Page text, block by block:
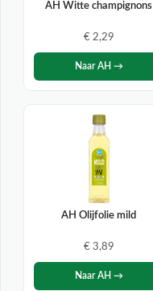
AH Witte champignons
€ 2,29
Naar AH →
AH Olijfolie mild
€ 3,89
Naar AH →